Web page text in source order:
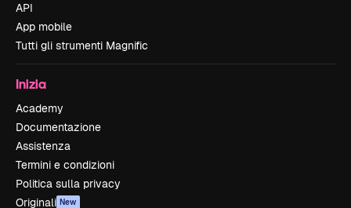
API
App mobile
Tutti gli strumenti Magnific
Inizia
Academy
Documentazione
Assistenza
Termini e condizioni
Politica sulla privacy
Originali New